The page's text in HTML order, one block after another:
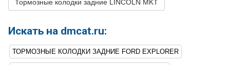
42 LINCOLN MKT 2013 V6 3.7L
Тормозные колодки задние LINCOLN MKT
Искать на dmcat.ru:
ТОРМОЗНЫЕ КОЛОДКИ ЗАДНИЕ FORD EXPLORER